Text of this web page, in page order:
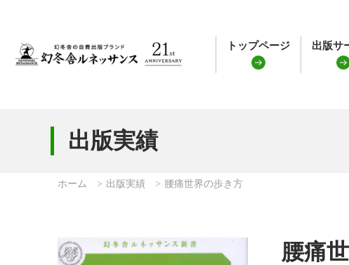
トップページ 出版サ
出版実績
ホーム 出版実績 腰痛世界の歩き方
腰痛